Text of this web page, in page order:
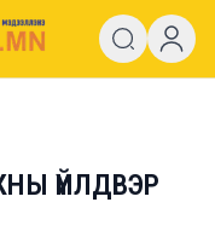
ҮЙЛДВЭР